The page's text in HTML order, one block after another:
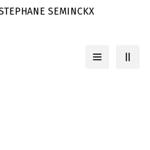
SEMINCKX